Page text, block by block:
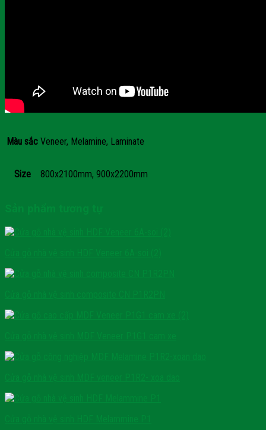
Màu sắc Veneer, Melamine, Laminate
Size 800x2100mm, 900x2200mm